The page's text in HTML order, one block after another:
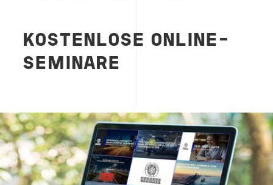
KOSTENLOSE ONLINE-
SEMINARE
Image